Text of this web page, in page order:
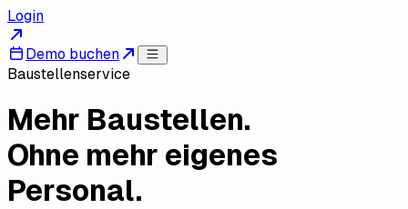
Login
Demo buchen
Baustellenservice
Mehr Baustellen.
Ohne mehr eigenes
Personal.